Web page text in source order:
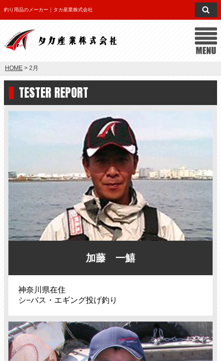
釣り用品のメーカー｜タカ産業株式会社
HOME > 2月
TESTER REPORT
加藤 一鱚
神奈川県在住
シ−バス・エギング投げ釣り